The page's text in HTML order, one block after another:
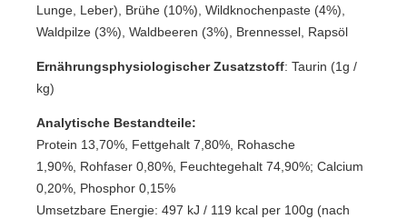
Lunge, Leber), Brühe (10%), Wildknochenpaste (4%),
Waldpilze (3%), Waldbeeren (3%), Brennessel, Rapsöl
Ernährungsphysiologischer Zusatzstoff: Taurin (1g /
kg)
Analytische Bestandteile:
Protein 13,70%, Fettgehalt 7,80%, Rohasche
1,90%, Rohfaser 0,80%, Feuchtegehalt 74,90%; Calcium
0,20%, Phosphor 0,15%
Umsetzbare Energie: 497 kJ / 119 kcal per 100g (nach